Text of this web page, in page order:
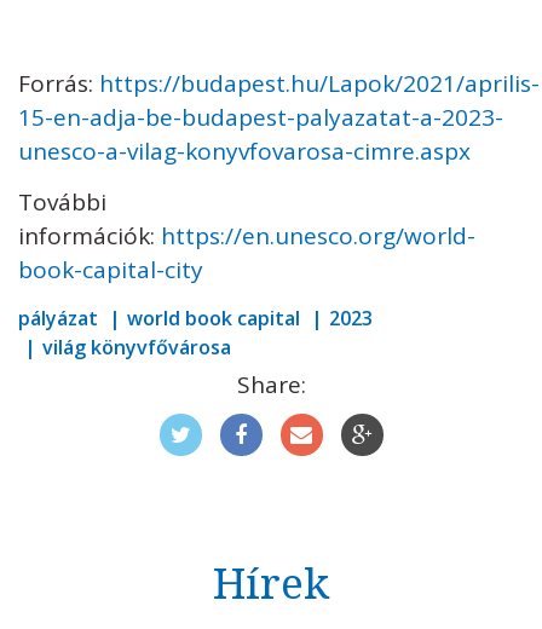
Forrás: https://budapest.hu/Lapok/2021/aprilis-
15-en-adja-be-budapest-palyazatat-a-2023-
unesco-a-vilag-konyvfovarosa-cimre.aspx
További
információk: https://en.unesco.org/world-
book-capital-city
pályázat world book capital
2023
világ könyvfővárosa
Share:
Hírek